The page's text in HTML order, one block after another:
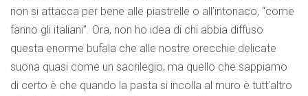
non si attacca per bene alle piastrelle o all’intonaco, “come
fanno gli italiani”. Ora, non ho idea di chi abbia diffuso
questa enorme bufala che alle nostre orecchie delicate
suona quasi come un sacrilegio, ma quello che sappiamo
di certo è che quando la pasta si incolla al muro è tutt’altro